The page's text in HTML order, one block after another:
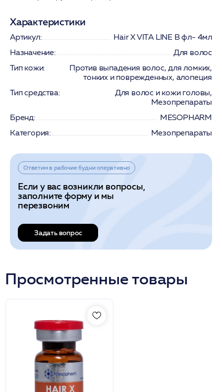
Характеристики
Артикул:
Hair X VITA LINE B фл- 4мл
Назначение:
Для волос
Тип кожи:
Против выпадения волос, для ломких,
тонких и поврежденных, алопеция
Тип средства:
Для волос и кожи головы,
Мезопрепараты
Бренд:
MESOPHARM
Категория:
Мезопрепараты
Ответим в рабочие будни оперативно
Если у вас возникли вопросы,
заполните форму и мы
перезвоним
Задать вопрос
Просмотренные товары